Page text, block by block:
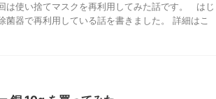
は使い捨てマスクを再利用してみた話です。 はじ
器で再利用している話を書きました。 詳細はこ